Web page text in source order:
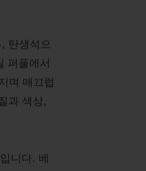
탄생석으
퍼플에서
며 매끄럽
과 색상,
니다. 베